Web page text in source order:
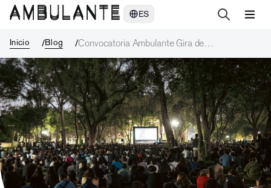
ES
Inicio Blog
Convocatoria Ambulante Gira de
Documentales 2026
Convocatoria Ambulante Gira de Documentales 2026